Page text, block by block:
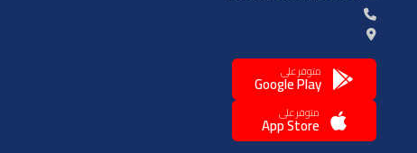
متوفر على
Google Play
متوفر على
App Store